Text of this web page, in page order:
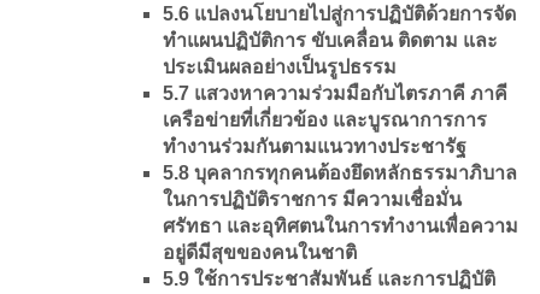
5.6 แปลงนโยบายไปสู่การปฏิบัติด้วยการจัด
ทำแผนปฏิบัติการ ขับเคลื่อน ติดตาม และ
ประเมินผลอย่างเป็นรูปธรรม
5.7 แสวงหาความร่วมมือกับไตรภาคี ภาคี
เครือข่ายที่เกี่ยวข้อง และบูรณาการการ
ทำงานร่วมกันตามแนวทางประชารัฐ
5.8 บุคลากรทุกคนต้องยึดหลักธรรมาภิบาล
ในการปฏิบัติราชการ มีความเชื่อมั่น
ศรัทธา และอุทิศตนในการทำงานเพื่อความ
อยู่ดีมีสุขของคนในชาติ
5.9 ใช้การประชาสัมพันธ์ และการปฏิบัติ